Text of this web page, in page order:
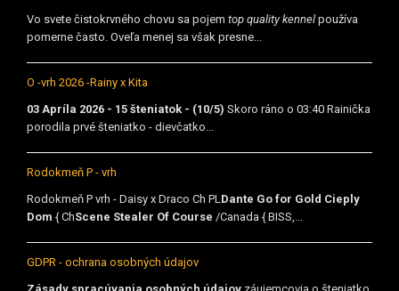
Vo svete čistokrvného chovu sa pojem top quality kennel používa
pomerne často. Oveľa menej sa však presne...
O -vrh 2026 -Rainy x Kita
03 Apríla 2026 - 15 šteniatok - (10/5) Skoro ráno o 03:40 Rainička
porodila prvé šteniatko - dievčatko...
Rodokmeň P - vrh
Rodokmeň P vrh - Daisy x Draco Ch PLDante Go for Gold Cieply
Dom { ChScene Stealer Of Course /Canada { BISS,...
GDPR - ochrana osobných údajov